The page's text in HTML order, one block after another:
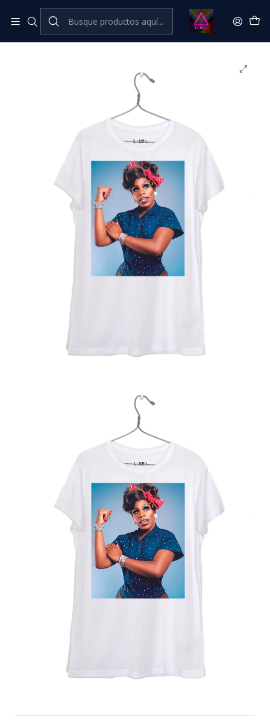
Inicio Catálogo Classic LGBTIQANB+ Classic
Monet X Change #1